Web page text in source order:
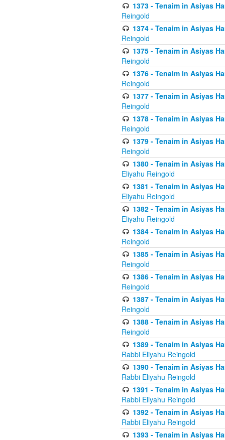
1373 - Tenaim in Asiyas
Reingold
1374 - Tenaim in Asiyas
Reingold
1375 - Tenaim in Asiyas
Reingold
1376 - Tenaim in Asiyas
Reingold
1377 - Tenaim in Asiyas
Reingold
1378 - Tenaim in Asiyas
Reingold
1379 - Tenaim in Asiyas
Reingold
1380 - Tenaim in Asiyas
Eliyahu Reingold
1381 - Tenaim in Asiyas
Eliyahu Reingold
1382 - Tenaim in Asiyas
Eliyahu Reingold
1384 - Tenaim in Asiyas
Reingold
1385 - Tenaim in Asiyas
Reingold
1386 - Tenaim in Asiyas
Reingold
1387 - Tenaim in Asiyas
Reingold
1388 - Tenaim in Asiyas
Reingold
1389 - Tenaim in Asiyas
Rabbi Eliyahu Reingold
1390 - Tenaim in Asiyas
Rabbi Eliyahu Reingold
1391 - Tenaim in Asiyas
Rabbi Eliyahu Reingold
1392 - Tenaim in Asiyas
Rabbi Eliyahu Reingold
1393 - Tenaim in Asiyas